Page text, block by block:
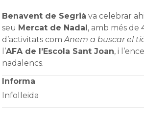
Benavent de Segrià va celebrar
seu Mercat de Nadal, amb més de
d’activitats comAnem a buscar el
l’AFA de l’Escola Sant Joan, i
nadalencs.
Informa
Infolleida